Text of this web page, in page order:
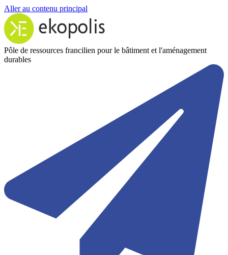
Aller au contenu principal
Pôle de ressources francilien pour le bâtiment et l'aménagement
durables